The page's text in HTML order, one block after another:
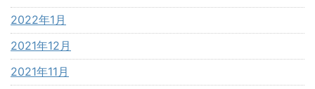
2022年1月
2021年12月
2021年11月